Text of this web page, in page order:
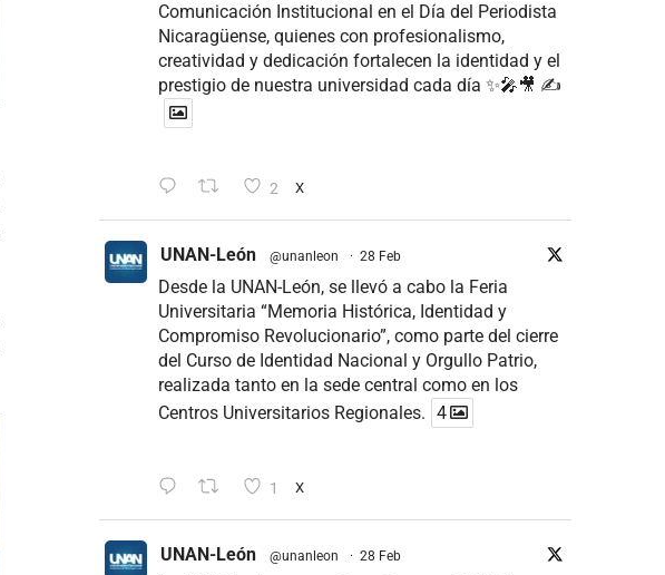
Comunicación Institucional en el Día del Periodista
Nicaragüense, quienes con profesionalismo,
creatividad y dedicación fortalecen la identidad y el
prestigio de nuestra universidad cada día ✨🎤🎥 ✍
2 X
UNAN-León @unanleon · 28 Feb
Desde la UNAN-León, se llevó a cabo la Feria
Universitaria “Memoria Histórica, Identidad y
Compromiso Revolucionario”, como parte del cierre
del Curso de Identidad Nacional y Orgullo Patrio,
realizada tanto en la sede central como en los
Centros Universitarios Regionales. 4
1 X
UNAN-León @unanleon · 28 Feb